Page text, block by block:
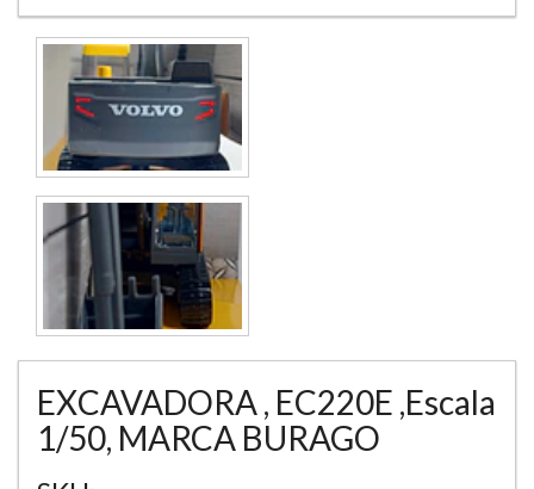
EXCAVADORA , EC220E ,Escala
1/50, MARCA BURAGO